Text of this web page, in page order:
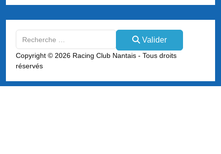
Type 2 or more characters for results.
Valider
Copyright © 2026 Racing Club Nantais - Tous droits
réservés